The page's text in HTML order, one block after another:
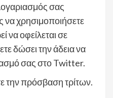
σας
να χρησιμοποιήσετε
να οφείλεται σε
δώσει την άδεια να
σας στο Twitter.
την πρόσβαση τρίτων.